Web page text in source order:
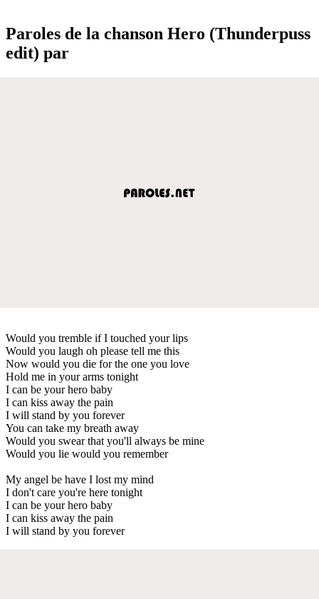
Paroles de la chanson Hero (Thunderpuss
edit) par
Would you tremble if I touched your lips
Would you laugh oh please tell me this
Now would you die for the one you love
Hold me in your arms tonight
I can be your hero baby
I can kiss away the pain
I will stand by you forever
You can take my breath away
Would you swear that you'll always be mine
Would you lie would you remember
My angel be have I lost my mind
I don't care you're here tonight
I can be your hero baby
I can kiss away the pain
I will stand by you forever